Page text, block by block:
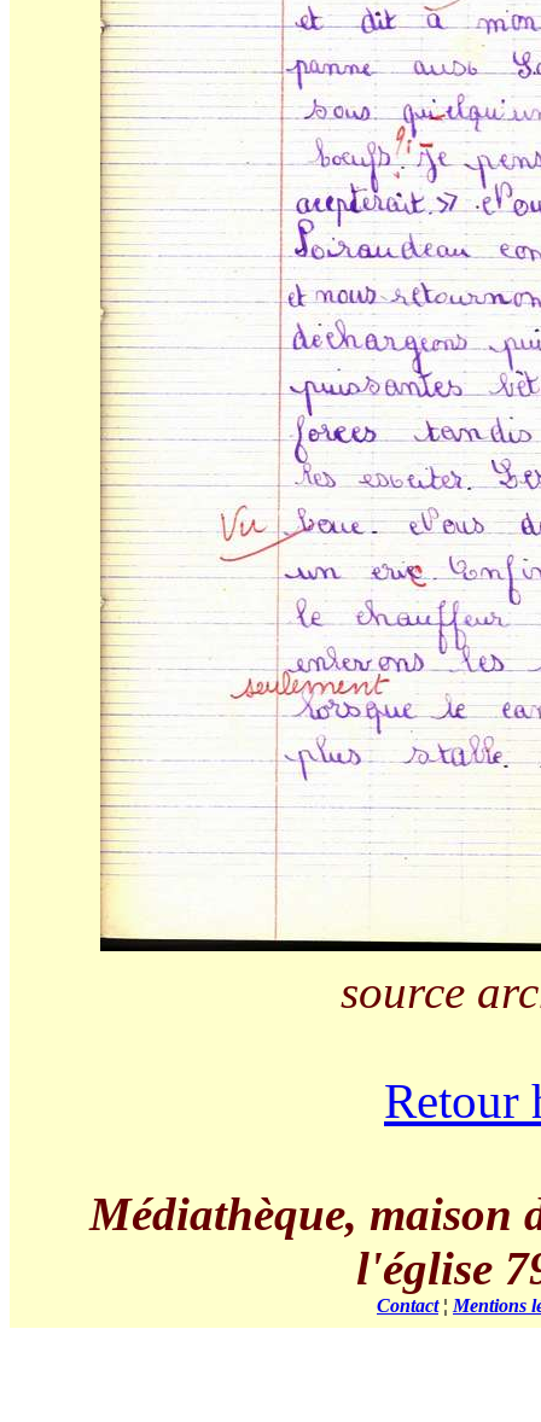
source
Retour
Médiathèque, maison
l'église
Contact¦ Mentions